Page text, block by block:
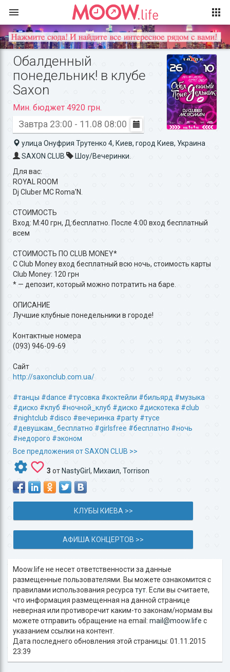
Обалденный
понедельник! в клубе
Saxon
Мин. бюджет 4920 грн.
Завтра 23:00 - 11.08 08:00
улица Онуфрия Трутенко 4, Киев, город Киев, Украина
SAXON CLUB
Шоу/Вечеринки.
Для вас:
ROYAL ROOM
Dj Cluber MC Roma'N.
СТОИМОСТЬ
Вход: М:40 грн, Д:бесплатно. После 4:00 вход бесплатный
всем
СТОИМОСТЬ ПО CLUB MONEY*
С Club Money вход бесплатный всю ночь, стоимость карты
Club Money: 120 грн
* — депозит, который можно потратить на баре.
ОПИСАНИЕ
Лучшие клубные понедельники в городе!
Контактные номера
(093) 946-09-69
Сайт
http://saxonclub.com.ua/
#танцы #dance #тусовка #коктейли #бильярд #музыка
#диско #клуб #ночной_клуб #диско #дискотека #club
#nightclub #disco #вечеринка #party #тусе
#девушкам_бесплатно #girlsfree #бесплатно #ночь
#недорого #эконом
Все предложения от SAXON CLUB >>
3 от NastyGirl, Михаил, Torrison
КЛУБЫ КИЕВА >>
АФИША КОНЦЕРТОВ >>
Moow.life не несет ответственности за данные
размещенные пользователями. Вы можете ознакомится с
правилами использования ресурса тут . Если вы считаете,
что информация размещенная на данной странице
неверная или противоречит каким-то законам/нормам вы
можете отправить обращение на email: mail@moow.life c
указанием ссылки на контент.
Дата последнего обновления этой страницы: 01.11.2015
23:39